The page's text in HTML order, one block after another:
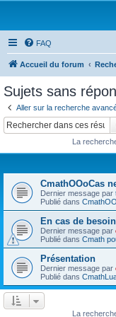
FAQ
Accueil du forum
Sujets sans
Aller sur la recherche
La
CmathOOoCas
Dernier message par
Publié dans
En cas de
Dernier message par
Publié dans Cmath
Présentation
Dernier message par
Publié dans
La